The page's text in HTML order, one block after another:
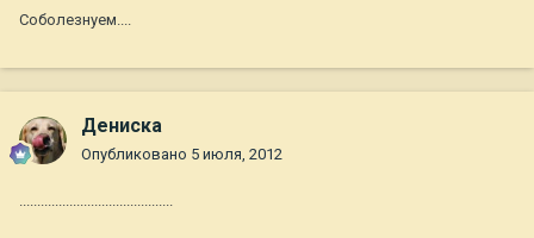
Соболезнуем....
Дениска
Опубликовано 5 июля, 2012
...........................................